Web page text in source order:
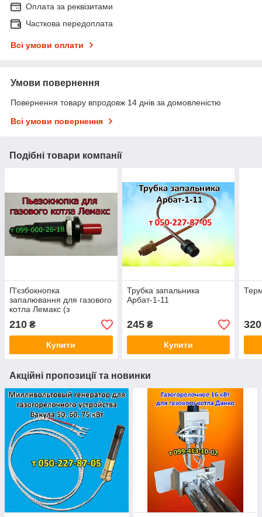
Оплата за реквізитами
Часткова передоплата
Всі умови оплати
Умови повернення
Повернення товару впродовж 14 днів за домовленістю
Всі умови повернення
Подібні товари компанії
П'єзбокнопка
запалювання для газового
котла Лемакс (з
автоматикою Арбат-11)
210 ₴
Купити
Трубка запальника
Арбат-1-11
245₴
Купити
320
Акційні пропозиції та новинки